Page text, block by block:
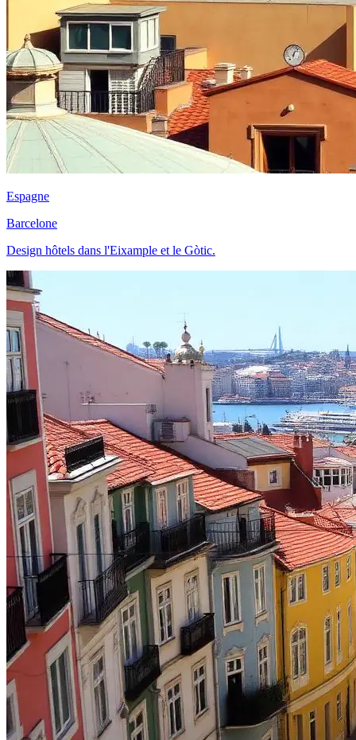
Espagne
Barcelone
Design hôtels dans l'Eixample et le Gòtic.